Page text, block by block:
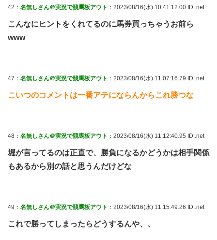
42： 名無しさん＠実況で競馬板アウト ：2023/08/16(水) 10:41:12.00 ID:.net
こんなにヒントをくれてるのに馬券買っちゃうお前ら
www
47： 名無しさん＠実況で競馬板アウト ：2023/08/16(水) 11:07:16.79 ID:.net
こいつのコメントは一番アテにならんからこれ勝つな
48： 名無しさん＠実況で競馬板アウト ：2023/08/16(水) 11:12:40.95 ID:.net
堀が言ってるのは正直で、勝負になるかどうかは相手関係
もあるから別の話と思うんだけどな
49： 名無しさん＠実況で競馬板アウト ：2023/08/16(水) 11:15:49.26 ID:.net
これで勝ってしまったらどうするんや、、